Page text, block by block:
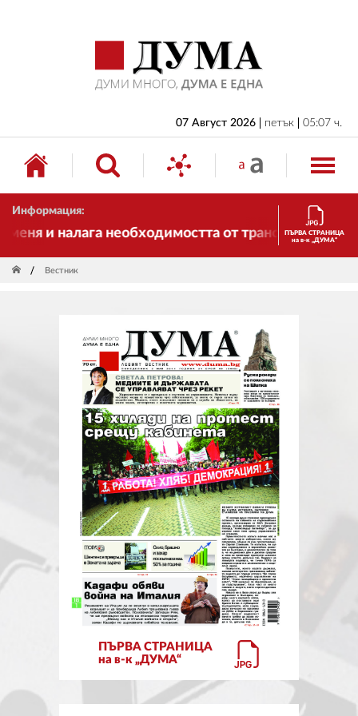
07 Август 2026 петък 05:07 ч.
Информация:
и налага необходимостта от трансформации. И
ПЪРВА СТРАНИЦА
на в-к „ДУМА“
Вестник
ПЪРВА СТРАНИЦА
на в-к „ДУМА“
БЪЛГАРИЯ
ИКОНОМИКА
ИЗБОРИ
СВЯТ
ДРУГИ
ЗА НАС
АВТОРИ
РЕДАКЦИЯ
КОНТАКТИ
РЕКЛАМА
АБОНАМЕНТ
УСЛОВИЯ ЗА ПОЛЗВАНЕ
ПОЛИТИКА ЗА БИСКВИТКИТЕ
ПОЛИТИКАТА ЗА
ПОВЕРИТЕЛНОСТ